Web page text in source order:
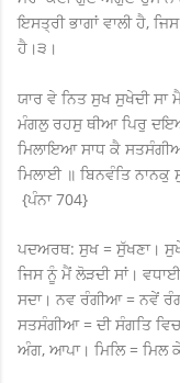
ਇਸਤ੍ਰੀ ਭਾਗਾਂ ਵਾਲੀ ਹੈ,
ਹੈ।੩।
ਯਾਰ ਵੇ ਨਿਤ ਸੁਖ ਸੁਖੇਦੀ
ਮੰਗਲੁ ਰਹਸੁ ਥੀਆ ਪਿਰੁ
ਮਿਲਾਇਆ ਸਾਧ ਕੈ
ਮਿਲਾਈ ॥ ਬਿਨਵੰਤਿ ਨਾਨਕੁ
{ਪੰਨਾ 704}
ਪਦਅਰਥ: ਸੁਖ = ਸੁੱਖਣਾ।
ਜਿਸ ਨੂੰ ਮੈਂ ਲੋੜਦੀ ਸਾਂ।
ਸਦਾ। ਨਵ ਰੰਗੀਆ = ਨਵੇਂ
ਸਤਸੰਗੀਆ = ਦੀ ਸੰਗਤਿ
ਅੰਗ, ਆਪਾ। ਮਿਲਿ = ਮਿਲ